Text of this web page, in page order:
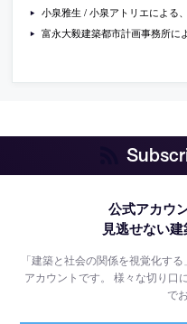
小泉雅生 / 小泉アトリエによる、神奈川の「横浜市寿
富永大毅建築都市計画事務所による、東京・
公式アカウ
見逃せない建
「建築と社会の関係を視覚化す
アカウントです。様々な切り口
で